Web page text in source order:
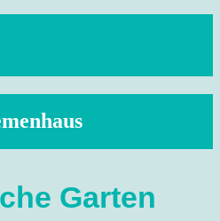
Ausflugsziele Sachsen,
Garten